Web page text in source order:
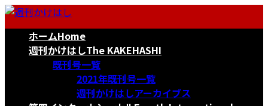
コ
ナ
ホームHome
週刊かけはしThe KAKEHASHI
既刊号一覧
2021年既刊号一覧
週刊かけはしアーカイブス